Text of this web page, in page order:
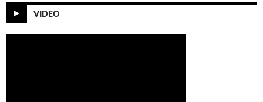
n
VIDEO